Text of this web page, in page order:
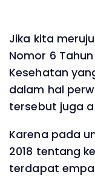
Jika kita
Nomor 6
Kesehatan
dalam hal
tersebut juga
Karena pada
2018 tentang
terdapat